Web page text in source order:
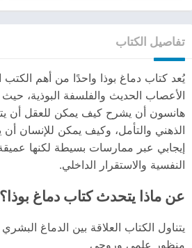
تفاصيل الكتاب
يُعد كتاب دماغ بوذا واحدًا من أهم الكتب
الأعصاب الحديث والفلسفة البوذية،
هانسون أن يشرح كيف يمكن للعقل أن
الذهني والتأمل، وكيف يمكن للإنسان
إيجابي عبر ممارسات بسيطة لكنها
النفسية والاستقرار الداخلي.
عن ماذا يتحدث كتاب دماغ بوذا؟
يتناول الكتاب العلاقة بين الدماغ
منظور علمي وروحي